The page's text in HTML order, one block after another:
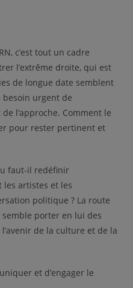
c’est tout un cadre
l’extrême droite, qui est
de longue date semblent
besoin urgent de
l’approche. Comment le
pour rester pertinent et
faut-il redéfinir
artistes et les
politique ? La route
porter en lui des
de la culture et de la
et d’engager le